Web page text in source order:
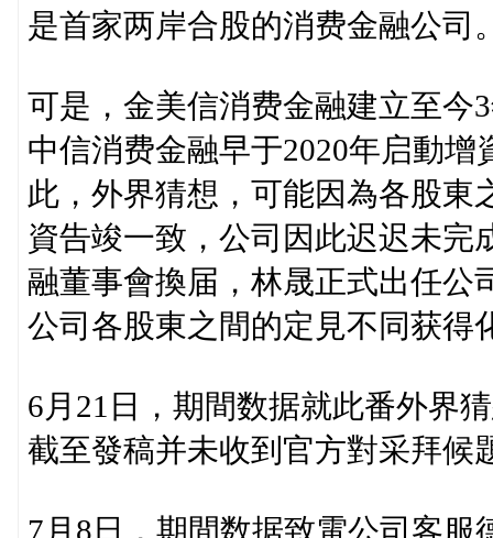
是首家两岸合股的消费金融公司
可是，金美信消费金融建立至今
中信消费金融早于2020年启動
此，外界猜想，可能因為各股東
資告竣一致，公司因此迟迟未完
融董事會換届，林晟正式出任公
公司各股東之間的定見不同获得
6月21日，期間数据就此番外界
截至發稿并未收到官方對采拜候
7月8日，期間数据致電公司客